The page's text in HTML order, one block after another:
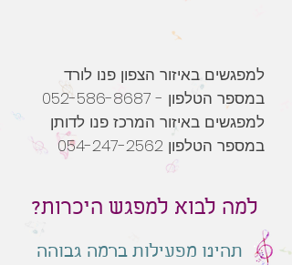
למפגשים באיזור הצפון פנו לורד
במספר הטלפון - 052-586-8687
למפגשים באיזור המרכז פנו לדותן
במספר הטלפון 054-247-2562
למה לבוא למפגש היכרות?
תהינו מפעילות ברמה גבוהה